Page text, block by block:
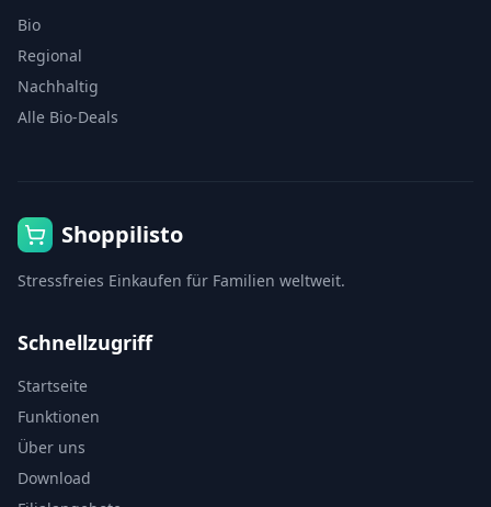
Bio
Regional
Nachhaltig
Alle Bio-Deals
Shoppilisto
Stressfreies Einkaufen für Familien weltweit.
Schnellzugriff
Startseite
Funktionen
Über uns
Download